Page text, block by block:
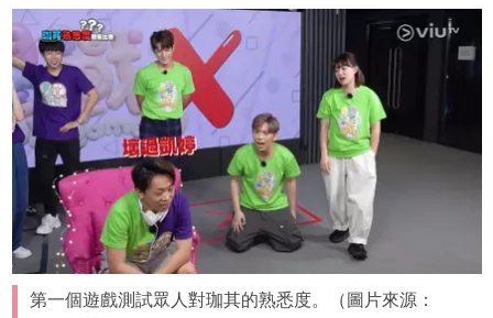
第一個遊戲測試眾人對珈其的熟悉度。（圖片來源：